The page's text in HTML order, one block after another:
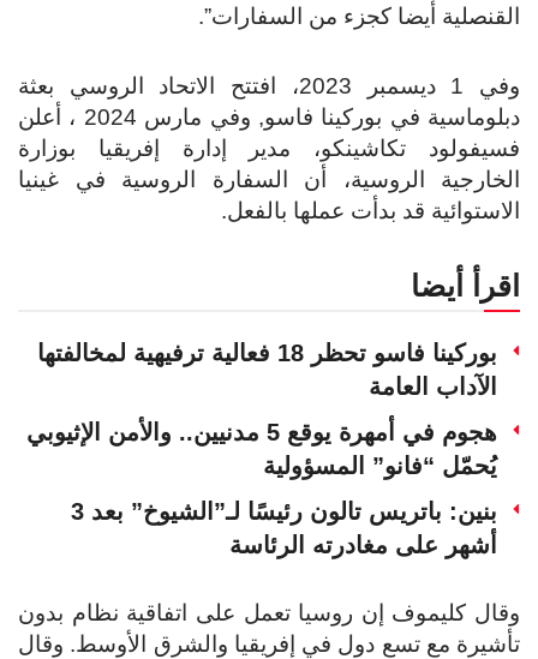
القنصلية أيضا كجزء من السفارات”.
وفي 1 ديسمبر 2023، افتتح الاتحاد الروسي بعثة
دبلوماسية في بوركينا فاسو, وفي مارس 2024 ، أعلن
فسيفولود تكاشينكو، مدير إدارة إفريقيا بوزارة
الخارجية الروسية، أن السفارة الروسية في غينيا
الاستوائية قد بدأت عملها بالفعل.
اقرأ أيضا
بوركينا فاسو تحظر 18 فعالية ترفيهية لمخالفتها
الآداب العامة
هجوم في أمهرة يوقع 5 مدنيين.. والأمن الإثيوبي
يُحمّل “فانو” المسؤولية
بنين: باتريس تالون رئيسًا لـ”الشيوخ” بعد 3
أشهر على مغادرته الرئاسة
وقال كليموف إن روسيا تعمل على اتفاقية نظام بدون
تأشيرة مع تسع دول في إفريقيا والشرق الأوسط. وقال